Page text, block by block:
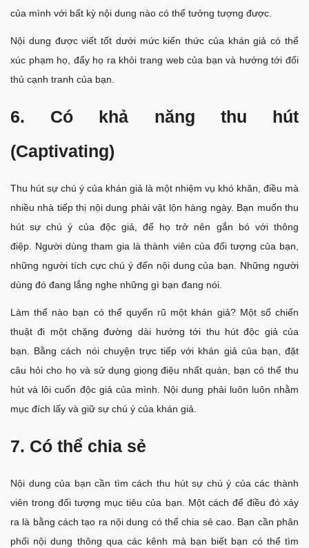
của mình với bất kỳ nội dung nào có thể tưởng tượng được.
Nội dung được viết tốt dưới mức kiến thức của khán giả có thể
xúc phạm họ, đẩy họ ra khỏi trang web của bạn và hướng tới đối
thủ cạnh tranh của bạn.
6. Có khả năng thu hút
(Captivating)
Thu hút sự chú ý của khán giả là một nhiệm vụ khó khăn, điều mà
nhiều nhà tiếp thị nội dung phải vật lộn hàng ngày. Bạn muốn thu
hút sự chú ý của độc giả, để họ trở nên gắn bó với thông
điệp. Người dùng tham gia là thành viên của đối tượng của bạn,
những người tích cực chú ý đến nội dung của bạn. Những người
dùng đó đang lắng nghe những gì bạn đang nói.
Làm thế nào bạn có thể quyến rũ một khán giả? Một số chiến
thuật đi một chặng đường dài hướng tới thu hút độc giả của
bạn. Bằng cách nói chuyện trực tiếp với khán giả của bạn, đặt
câu hỏi cho họ và sử dụng giọng điệu nhất quán, bạn có thể thu
hút và lôi cuốn độc giả của mình. Nội dung phải luôn luôn nhằm
mục đích lấy và giữ sự chú ý của khán giả.
7. Có thể chia sẻ
Nội dung của bạn cần tìm cách thu hút sự chú ý của các thành
viên trong đối tượng mục tiêu của bạn. Một cách để điều đó xảy
ra là bằng cách tạo ra nội dung có thể chia sẻ cao. Bạn cần phân
phối nội dung thông qua các kênh mà bạn biết bạn có thể tìm